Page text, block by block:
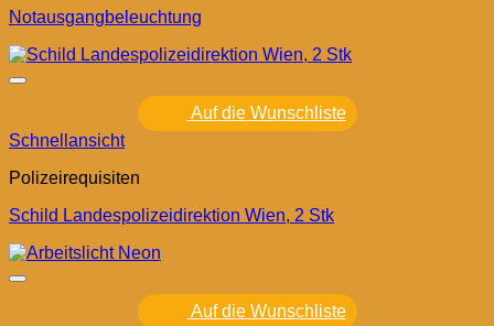
Notausgangbeleuchtung
Auf die Wunschliste
Schnellansicht
Polizeirequisiten
Schild Landespolizeidirektion Wien, 2 Stk
Auf die Wunschliste